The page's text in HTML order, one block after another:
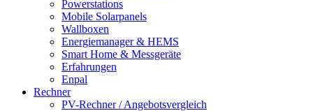
Powerstations
Mobile Solarpanels
Wallboxen
Energiemanager & HEMS
Smart Home & Messgeräte
Erfahrungen
Enpal
Rechner
PV-Rechner / Angebotsvergleich